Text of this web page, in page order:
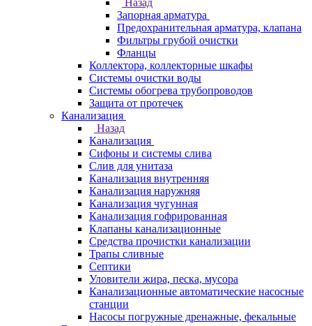
Назад
Запорная арматура
Предохранительная арматура, клапана
Фильтры грубой очистки
Фланцы
Коллектора, коллекторные шкафы
Системы очистки воды
Системы обогрева трубопроводов
Защита от протечек
Канализация
Назад
Канализация
Сифоны и системы слива
Слив для унитаза
Канализация внутренняя
Канализация наружняя
Канализация чугунная
Канализация гофрированная
Клапаны канализационные
Средства прочистки канализации
Трапы сливные
Септики
Уловители жира, песка, мусора
Канализационные автоматические насосные
станции
Насосы погружные дренажные, фекальные